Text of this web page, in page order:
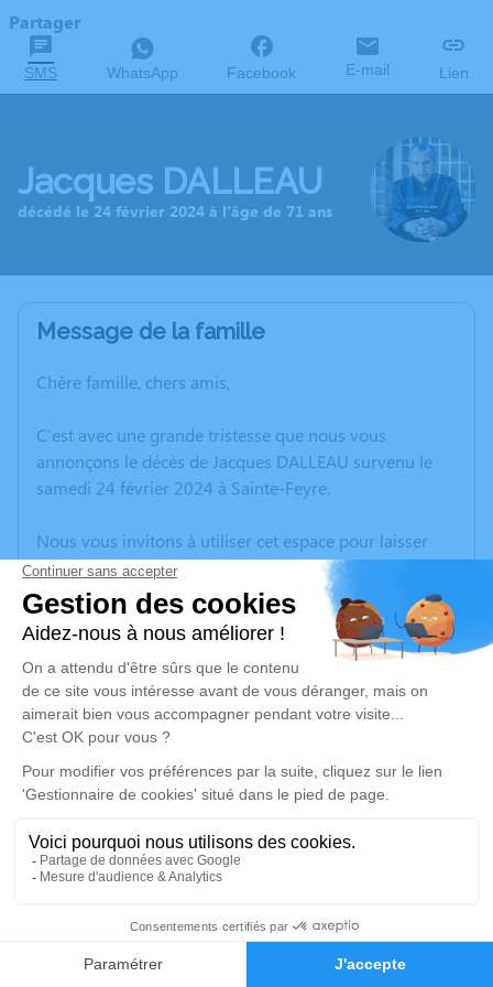
Faire-part Hommages
Partager
SMS WhatsApp Facebook E-mail Lien
Jacques DALLEAU
décédé le 24 février 2024 à l'âge de 71 ans
Message de la famille
Chère famille, chers amis,
C’est avec une grande tristesse que nous vous
annonçons le décès de Jacques DALLEAU survenu le
samedi 24 février 2024 à Sainte-Feyre.
Nous vous invitons à utiliser cet espace pour laisser
vos condoléances, partager des photos souvenirs, une
anecdote ou exprimer vos pensées à travers des
poèmes ou des textes. Cet endroit est un lieu
d'expression dédié à honorer la mémoire de Jacques
DALLEAU.
Un service de plantation d’arbre hommage est
disponible ici.
Je rends hommage
Cérémonie religieuse
Église Saint-Pierre et Saint-Paul de Guéret
rue de l'Eglise